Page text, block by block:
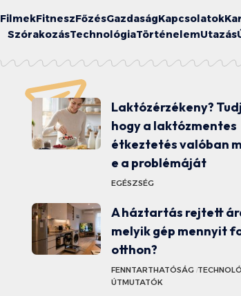
FilmekFitneszFőzésGazdaságKapcsolatok
SzórakozásTechnológiaTörténelemUtazás
Laktózérzékeny?
hogy a laktózmentes
étkeztetés valóban
e a problémáját
EGÉSZSÉG
A háztartás rejtett
melyik gép mennyit
otthon?
FENNTARTHATÓSÁG
ÚTMUTATÓK